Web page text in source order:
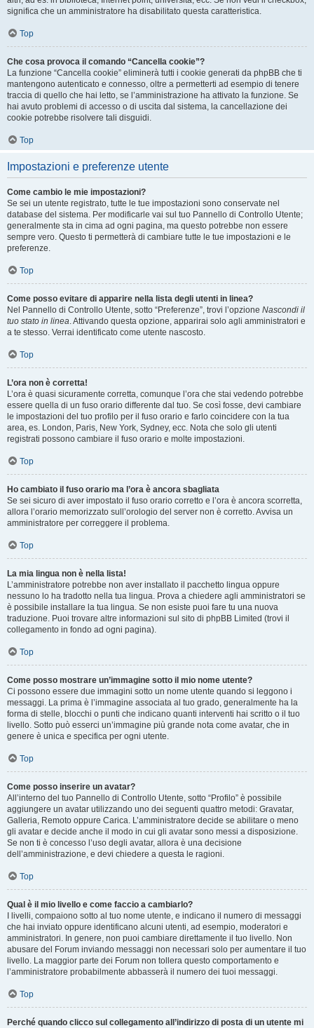
significa che un amministratore ha disabilitato questa caratteristica.
Top
Che cosa provoca il comando “Cancella cookie”?
La funzione “Cancella cookie” eliminerà tutti i cookie generati da phpBB che ti
mantengono autenticato e connesso, oltre a permetterti ad esempio di tenere
traccia di quello che hai letto, se l’amministrazione ha attivato la funzione. Se
hai avuto problemi di accesso o di uscita dal sistema, la cancellazione dei
cookie potrebbe risolvere tali disguidi.
Top
Impostazioni e preferenze utente
Come cambio le mie impostazioni?
Se sei un utente registrato, tutte le tue impostazioni sono conservate nel
database del sistema. Per modificarle vai sul tuo Pannello di Controllo Utente;
generalmente sta in cima ad ogni pagina, ma questo potrebbe non essere
sempre vero. Questo ti permetterà di cambiare tutte le tue impostazioni e le
preferenze.
Top
Come posso evitare di apparire nella lista degli utenti in linea?
Nel Pannello di Controllo Utente, sotto “Preferenze”, trovi l’opzione Nascondi il
tuo stato in linea. Attivando questa opzione, apparirai solo agli amministratori e
a te stesso. Verrai identificato come utente nascosto.
Top
L’ora non è corretta!
L’ora è quasi sicuramente corretta, comunque l’ora che stai vedendo potrebbe
essere quella di un fuso orario differente dal tuo. Se così fosse, devi cambiare
le impostazioni del tuo profilo per il fuso orario e farlo coincidere con la tua
area, es. London, Paris, New York, Sydney, ecc. Nota che solo gli utenti
registrati possono cambiare il fuso orario e molte impostazioni.
Top
Ho cambiato il fuso orario ma l’ora è ancora sbagliata
Se sei sicuro di aver impostato il fuso orario corretto e l’ora è ancora scorretta,
allora l’orario memorizzato sull’orologio del server non è corretto. Avvisa un
amministratore per correggere il problema.
Top
La mia lingua non è nella lista!
L’amministratore potrebbe non aver installato il pacchetto lingua oppure
nessuno lo ha tradotto nella tua lingua. Prova a chiedere agli amministratori se
è possibile installare la tua lingua. Se non esiste puoi fare tu una nuova
traduzione. Puoi trovare altre informazioni sul sito di phpBB Limited (trovi il
collegamento in fondo ad ogni pagina).
Top
Come posso mostrare un’immagine sotto il mio nome utente?
Ci possono essere due immagini sotto un nome utente quando si leggono i
messaggi. La prima è l’immagine associata al tuo grado, generalmente ha la
forma di stelle, blocchi o punti che indicano quanti interventi hai scritto o il tuo
livello. Sotto può esserci un’immagine più grande nota come avatar, che in
genere è unica e specifica per ogni utente.
Top
Come posso inserire un avatar?
All’interno del tuo Pannello di Controllo Utente, sotto “Profilo” è possibile
aggiungere un avatar utilizzando uno dei seguenti quattro metodi: Gravatar,
Galleria, Remoto oppure Carica. L’amministratore decide se abilitare o meno
gli avatar e decide anche il modo in cui gli avatar sono messi a disposizione.
Se non ti è concesso l’uso degli avatar, allora è una decisione
dell’amministrazione, e devi chiedere a questa le ragioni.
Top
Qual è il mio livello e come faccio a cambiarlo?
I livelli, compaiono sotto al tuo nome utente, e indicano il numero di messaggi
che hai inviato oppure identificano alcuni utenti, ad esempio, moderatori e
amministratori. In genere, non puoi cambiare direttamente il tuo livello. Non
abusare del Forum inviando messaggi non necessari solo per aumentare il tuo
livello. La maggior parte dei Forum non tollera questo comportamento e
l’amministratore probabilmente abbasserà il numero dei tuoi messaggi.
Top
Perché quando clicco sul collegamento all’indirizzo di posta di un utente mi